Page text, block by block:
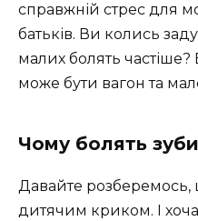
справжній стрес для
батьків. Ви колись
малих болять
може бути вагон та
Чому болять
Давайте розберемось,
дитячим криком. І